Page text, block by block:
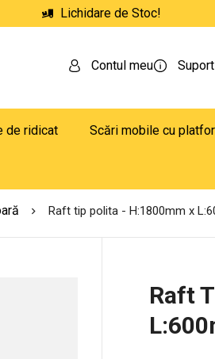
Lichidare de Stoc!
Contul meu
de ridicat Scări mobile cu
Raft tip polita - H:1800mm x
Raft